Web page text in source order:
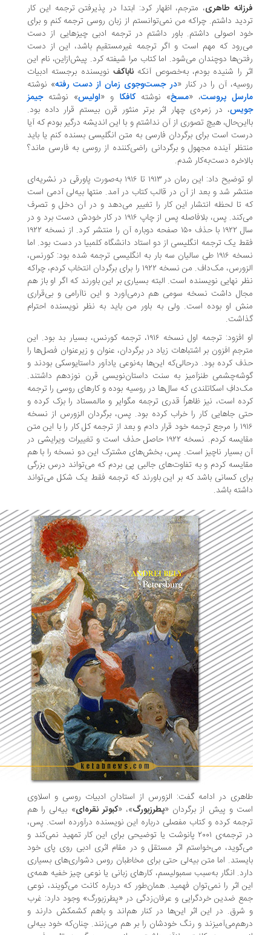
طاهری، مترجم، اظهار کرد: ابتدا در پذیرفتن ترجمه‌ این کار
داشتم. چراکه من نمی‌توانستم از زبان روسی ترجمه کنم و برای
اصولی داشتم. باور داشتم در ترجمه‌ ادبی چیزهایی از دست
که مهم است و اگر ترجمه غیرمستقیم باشد، این از دست
دوچندان می‌شود. اما کتاب مرا شیفته کرد. پیش‌ازاین، نام این
را شنیده بودم، به‌خصوص آنکه ناباکف نویسنده برجسته ادبیات
آن را در کنار « در جست‌وجوی زمان از دست رفته» نوشته
پروست، «مسخ» نوشتهکافکاو «اولیس» نوشتهجیمز
، در زمره‌ی چهار اثر برتر منثور قرن بیستم قرار داده بود.
هیچ تصوری از آن نداشتم و با این اندیشه درگیر بودم که آیا
است برای برگردان فارسی به متن انگلیسی بسنده کنم یا باید
آینده‌ مجهول و برگردانی راضی‌کننده از روسی به فارسی ماند؟
دست‌به‌کار شدم.
او توضیح داد: این رمان در ۱۹۱۳ تا ۱۹۱۶ به‌صورت پاورقی در نشریه‌ای
شد و بعد از آن در قالب کتاب در آمد. منتها بیه‌لی آدمی است
تا لحظه‌ انتشار این کار را تغییر می‌دهد و در آن دخل و تصرف
می‌کند. پس، بلافاصله پس از چاپ ۱۹۱۶ در کار خودش دست برد و در
سال ۱۹۲۲ با حذف ۱۵۰ صفحه دوباره آن را منتشر کرد. از نسخه‌ ۱۹۲۲
یک ترجمه‌ انگلیسی از دو استاد دانشگاه کلمبیا در دست بود. اما
نسخه‌ ۱۹۱۶ طی سالیان سه بار به انگلیسی ترجمه شده بود: کورنس،
الزورس، مک‌داف. من نسخه‌ ۱۹۲۲ را برای برگردان انتخاب کردم، چراکه
نهایی نویسنده است. البته بسیاری بر این باورند که اگر او باز هم
داشت نسخه‌ سومی هم درمی‌آورد و این ناآرامی و بی‌قراری
او بوده است. ولی به باور من باید به نظر نویسنده احترام
او افزود: ترجمه‌ اول نسخه‌ ۱۹۱۶، ترجمه‌ کورنس، بسیار بد بود. این
افزون بر اشتباهات زیاد در برگردان، عنوان و زیرعنوان فصل‌ها را
کرده بود. درحالی‌که این‌ها به‌نوعی یادآور داستایوسکی بودند و
طنزآمیز به سنت داستان‌نویسی قرن نوزدهم داشتند.
اسکاتلندی که سال‌ها در روسیه بوده و کارهای روسی را ترجمه
است، نیز ظاهراً قدری ترجمه‌ مگوایر و مالمستاد را بزک کرده و
جاهایی کار را خراب کرده بود. پس، برگردان الزورس از نسخه‌
۱۹۱۶ را مرجع ترجمه‌ خود قرار دادم و بعد از ترجمه کل کار را با این متن
مقایسه کردم. نسخه‌ ۱۹۲۲ حاصل حذف است و تغییرات ویرایشی در
بسیار ناچیز است. پس، بخش‌های مشترک این دو نسخه را با هم
کردم و به تفاوت‌های جالبی پی بردم که می‌تواند درس بزرگی
کسانی باشد که بر این باورند که ترجمه فقط یک شکل می‌تواند
باشد.
در ادامه گفت: الزورس از استادان ادبیات روسی و اسلاوی
و پیش از برگردان «پطرزبورگ»، «کبوتر نقره‌ای» بیه‌لی را هم
کرده و کتاب مفصلی درباره‌ این نویسنده درآورده است. پس،
در ترجمه‌ی ۲۰۰۱ پانوشت یا توضیحی برای این کار تمهید نمی‌کند و
می‌خواستم اثر مستقل و در مقام اثری ادبی روی پای خود
اما متن بیه‌لی حتی برای مخاطبان روس دشواری‌های بسیاری
انگار به‌سبب سمبولیسم، کارهای زبانی یا نوعی چیز خفیه همه‌ی
اثر را نمی‌توان فهمید. همان‌طور که درباره‌ کانت می‌گویند، نوعی
ضدین خردگرایی و عرفان‌زدگی در «پطرزبورگ» وجود دارد: غرب
در این اثر این‌ها در کنار هم‌اند و باهم کشمکش دارند و
و رنگ خودشان را بر هم می‌زنند. چنان‌که خود بیه‌لی